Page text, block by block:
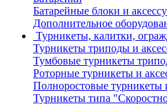
Батарейные блоки и
Дополнительное
Турникеты, калитки,
Турникеты триподы и
Тумбовые турникеты
Роторные турникеты и
Полноростовые турникеты
Турникеты типа